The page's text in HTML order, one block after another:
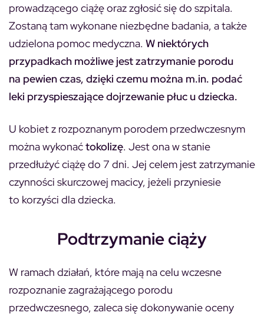
prowadzącego ciążę oraz zgłosić się do szpitala.
Zostaną tam wykonane niezbędne badania, a także
udzielona pomoc medyczna. W niektórych
przypadkach możliwe jest zatrzymanie porodu
na pewien czas, dzięki czemu można m.in. podać
leki przyspieszające dojrzewanie płuc u dziecka.
U kobiet z rozpoznanym porodem przedwczesnym
można wykonaćtokolizę. Jest ona w stanie
przedłużyć ciążę do 7 dni. Jej celem jest zatrzymanie
czynności skurczowej macicy, jeżeli przyniesie
to korzyści dla dziecka.
Podtrzymanie ciąży
W ramach działań, które mają na celu wczesne
rozpoznanie zagrażającego porodu
przedwczesnego, zaleca się dokonywanie oceny